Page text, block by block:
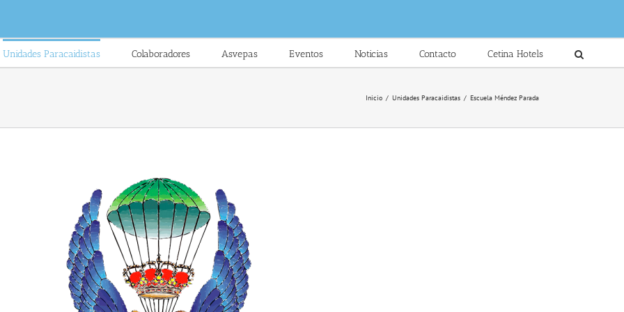
Unidades Paracaidistas Colaboradores Asvepas Eventos Noticias Contacto Cetina Hotels
Inicio / Unidades Paracaidistas / Escuela Méndez Parada